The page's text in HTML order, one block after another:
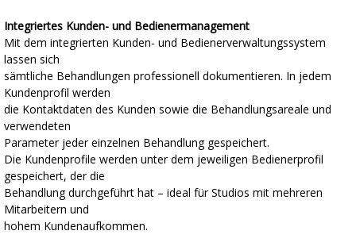
Integriertes Kunden- und Bedienermanagement
Mit dem integrierten Kunden- und Bedienerverwaltungssystem
lassen sich
sämtliche Behandlungen professionell dokumentieren. In jedem
Kundenprofil werden
die Kontaktdaten des Kunden sowie die Behandlungsareale und
verwendeten
Parameter jeder einzelnen Behandlung gespeichert.
Die Kundenprofile werden unter dem jeweiligen Bedienerprofil
gespeichert, der die
Behandlung durchgeführt hat – ideal für Studios mit mehreren
Mitarbeitern und
hohem Kundenaufkommen.